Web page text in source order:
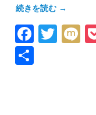
続きを読む →